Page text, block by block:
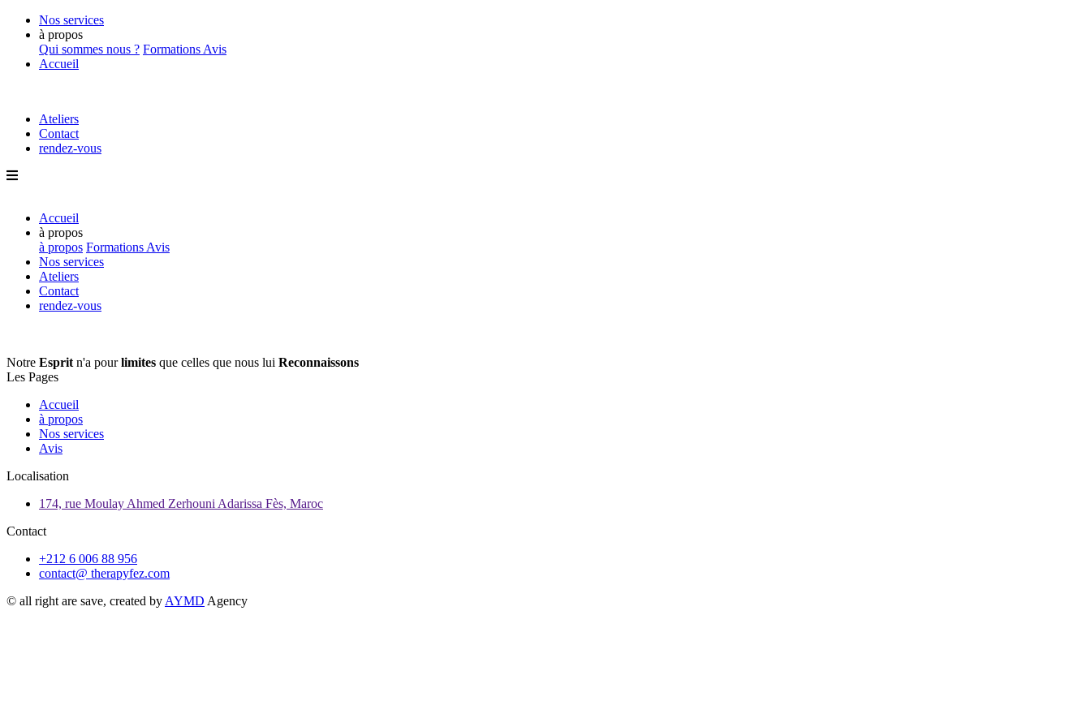
Nos services
à propos
Qui sommes nous ? Formations Avis
Accueil
Ateliers
Contact
rendez-vous
Accueil
à propos
à propos Formations Avis
Nos services
Ateliers
Contact
rendez-vous
Notre Esprit n'a pourlimites que celles que nous lui Reconnaissons
Les Pages
Accueil
à propos
Nos services
Avis
Localisation
174, rue Moulay Ahmed Zerhouni Adarissa Fès, Maroc
Contact
+212 6 006 88 956
contact@ therapyfez.com
© all right are save, created by AYMD Agency